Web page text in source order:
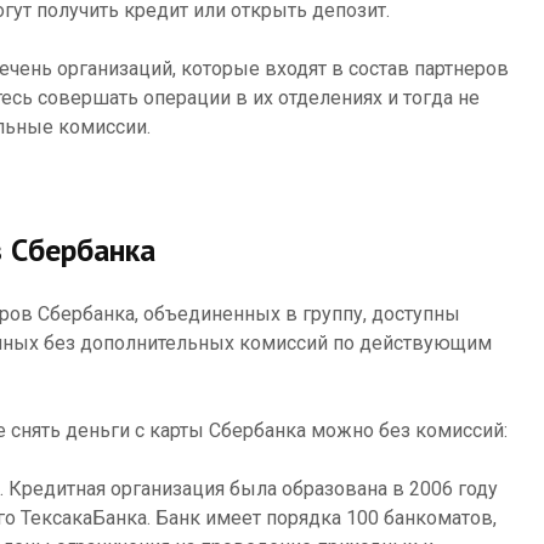
получить кредит или открыть депозит.
организаций, которые входят в состав партнеров
совершать операции в их отделениях и тогда не
комиссии.
Сбербанка
Сбербанка, объединенных в группу, доступны
без дополнительных комиссий по действующим
снять деньги с карты Сбербанка можно без комиссий:
Кредитная организация была образована в 2006 году
ТексакаБанка. Банк имеет порядка 100 банкоматов,